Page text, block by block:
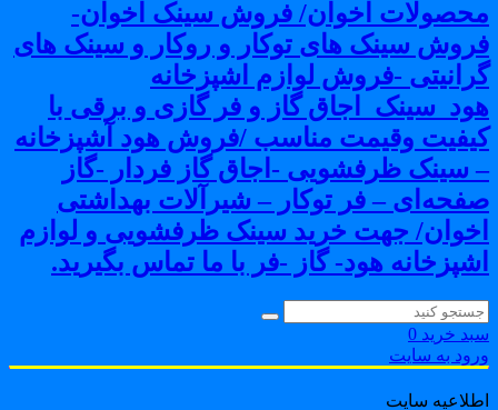
اخوان/ فروش سینک اخوان-
سینک های توکار و روکار و سینک های
-فروش لوازم اشپزخانه
گاز و فر گازی و برقی با
وقیمت مناسب /فروش هود آشپزخانه
سینک ظرفشویی -اجاق گاز فردار -گاز
– فر توکار – شیرآلات بهداشتی
جهت خرید سینک ظرفشویی و لوازم
هود- گاز -فر با ما تماس بگیرید.
خرید 0
به سایت
سایت